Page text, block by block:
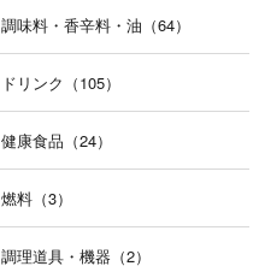
調味料・香辛料・油（64）
ドリンク（105）
健康食品（24）
燃料（3）
調理道具・機器（2）